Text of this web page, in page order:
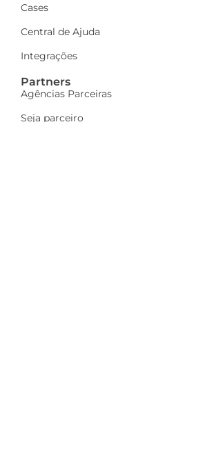
Cases
Central de Ajuda
Integrações
Partners
Agências Parceiras
Seja parceiro